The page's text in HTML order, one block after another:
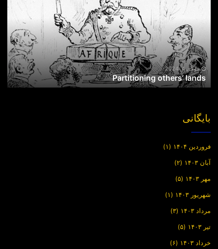
جولای 4, 2024
Partitioning others’ lands
بایگانی
فروردین ۱۴۰۴ (۱)
آبان ۱۴۰۳ (۲)
مهر ۱۴۰۳ (۵)
شهریور ۱۴۰۳ (۱)
مرداد ۱۴۰۳ (۳)
تیر ۱۴۰۳ (۵)
خرداد ۱۴۰۳ (۶)